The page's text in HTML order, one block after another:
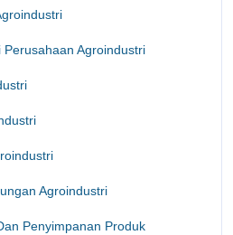
Agroindustri
Agroindustri
Penyimpanan Produk